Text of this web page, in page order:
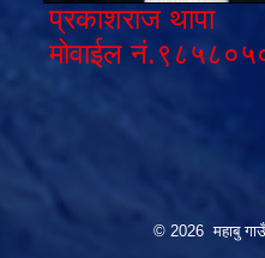
प्रकाशराज थापा
मोवाईल
© 2026 महाबु